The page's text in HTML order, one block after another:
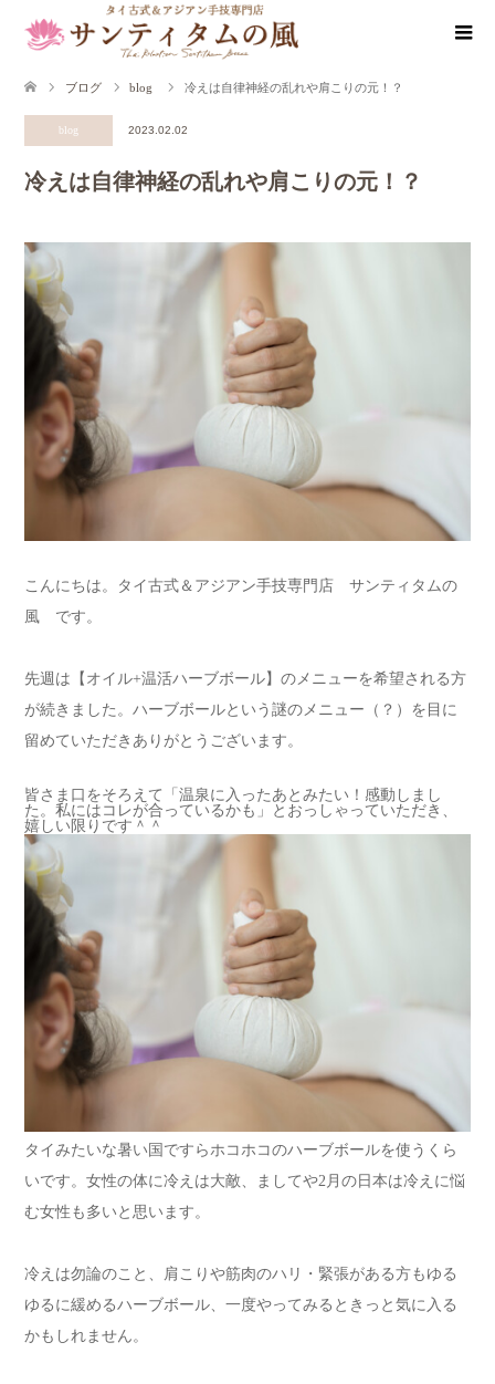
ブログ blog 冷えは自律神経の乱れや肩こりの元！？
blog 2023.02.02
冷えは自律神経の乱れや肩こりの元！？
こんにちは。タイ古式＆アジアン手技専門店 サンティタムの
風 です。
先週は【オイル+温活ハーブボール】のメニューを希望される方
が続きました。ハーブボールという謎のメニュー（？）を目に
留めていただきありがとうございます。
皆さま口をそろえて「温泉に入ったあとみたい！感動しまし
た。私にはコレが合っているかも」とおっしゃっていただき、
嬉しい限りです＾＾
タイみたいな暑い国ですらホコホコのハーブボールを使うくら
いです。女性の体に冷えは大敵、ましてや2月の日本は冷えに悩
む女性も多いと思います。
冷えは勿論のこと、肩こりや筋肉のハリ・緊張がある方もゆる
ゆるに緩めるハーブボール、一度やってみるときっと気に入る
かもしれません。